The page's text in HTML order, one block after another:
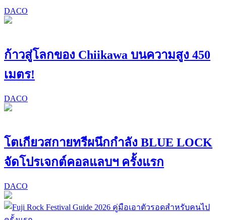
DACO
ก้าวสู่โลกของ Chiikawa บนความสูง 450
เมตร!
DACO
โตเกียวสกายทรีผนึกกำลัง BLUE LOCK
จัดโปรเจกต์คอลแลบฯ ครั้งแรก
DACO